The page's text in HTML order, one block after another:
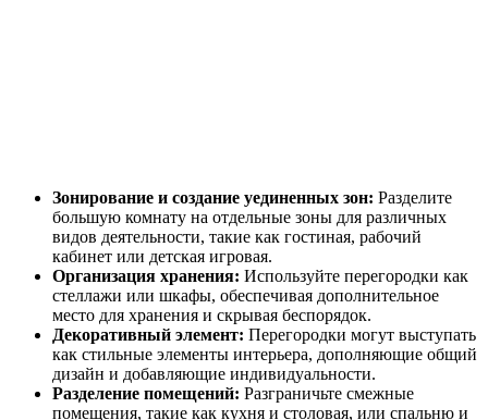
Зонирование и создание уединенных зон: Разделите
большую комнату на отдельные зоны для различных
видов деятельности, такие как гостиная, рабочий
кабинет или детская игровая.
Организация хранения: Используйте перегородки как
стеллажи или шкафы, обеспечивая дополнительное
место для хранения и скрывая беспорядок.
Декоративный элемент: Перегородки могут выступать
как стильные элементы интерьера, дополняющие общий
дизайн и добавляющие индивидуальности.
Разделение помещений: Разграничьте смежные
помещения, такие как кухня и столовая, или спальню и